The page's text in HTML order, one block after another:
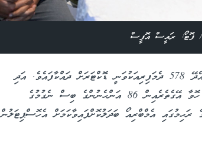
ފޮޓޯ: ރައީސް އޮފީސް
ފަރޓިލިޓި ސެންޓަރަށް އަހަރެއްވީއިރު ދަރިމައިވުމަށް އެދޭ 578 ދެމަފިރިއަކުވަނީ ޑޮކްޓަރަށް ދައްކާފައެވެ. އަދި
އެމުއްދަތުގެ ތެރޭގައި އައިވީއެފް ހެދުމަށް 96 މީހަކު ހޮވާ އޭގެތެރެއިން 86 އަންހެނުންގެ ބިސް ނެގުމުގެ
އަދި 68 އަންހެނުންގެ ރަޙިމުގައި އެމްބްރިއޯ ބަދަލުކޮށްފައިވާކަމަށް އެހޮސްޕިޓަލުން